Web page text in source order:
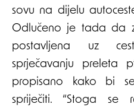
sovu na dijelu
Odlučeno je tada da
postavljena uz
sprječavanju preleta
propisano kako bi
spriječiti. “Stoga